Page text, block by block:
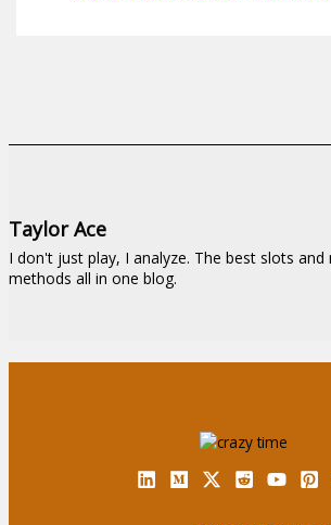
Taylor Ace
I don't just play, I analyze. The best slots and
methods all in one blog.